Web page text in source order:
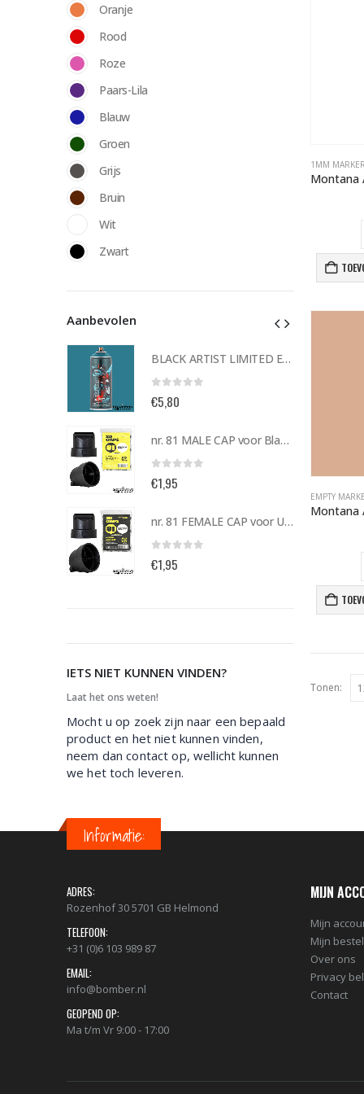
1MM
EMPTY
Tonen:
Oranje
Rood
Roze
Paars-Lila
Blauw
Groen
Grijs
Bruin
Wit
Zwart
Aanbevolen
BLACK ARTIST LIMITED EDITION 29 BLK 6170 Bond Truluv 400ml 107254 NIEUW OP = OP
€5,80
nr. 81 MALE CAP voor Black & Gold cans 105092 per stuk
€1,95
nr. 81 FEMALE CAP voor ULTRAWIDE cans 105093 per stuk
€1,95
IETS NIET KUNNEN VINDEN?
Laat het ons weten!
Mocht u op zoek zijn naar een bepaald
product en het niet kunnen vinden,
neem dan contact op, wellicht kunnen
we het toch leveren.
Informatie:
ADRES:
Rozenhof 30 5701 GB Helmond
TELEFOON:
+31 (0)6 103 989 87
EMAIL:
info@bomber.nl
GEOPEND OP:
Ma t/m Vr 9:00 - 17:00
MIJN
Mijn
Mijn
Over ons
Privacy
Contact